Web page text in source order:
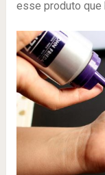
esse produto que